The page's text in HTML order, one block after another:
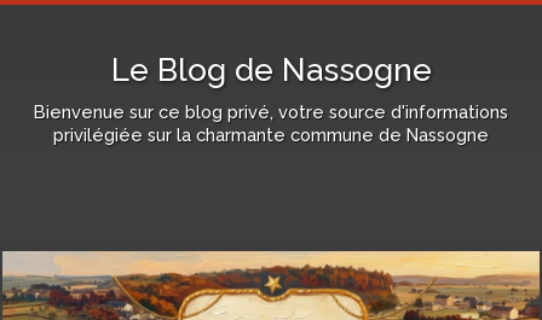
Le Blog de Nassogne
Bienvenue sur ce blog privé, votre source d'informations
privilégiée sur la charmante commune de Nassogne